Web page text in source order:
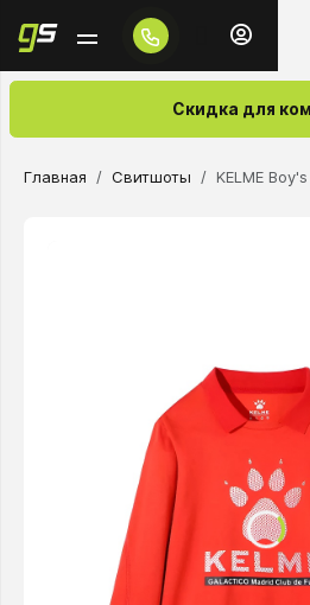
Скидка для
Главная Свитшоты KELME